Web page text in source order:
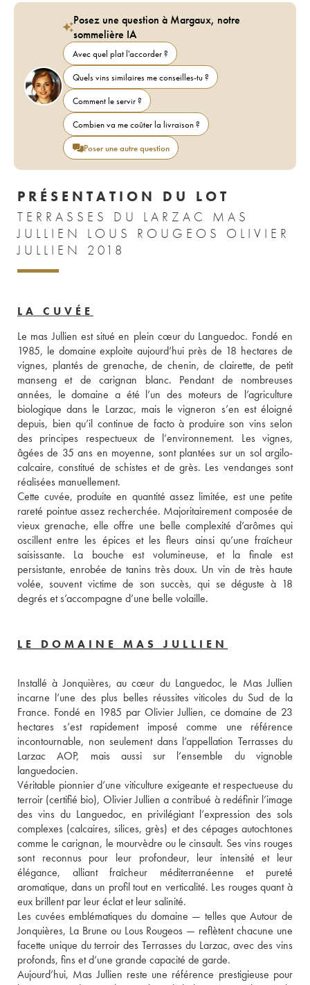
Posez une question à Margaux, notre
sommelière IA
Avec quel plat l'accorder ?
Quels vins similaires me conseilles-tu ?
Comment le servir ?
Combien va me coûter la livraison ?
Poser une autre question
PRÉSENTATION DU LOT
TERRASSES DU LARZAC MAS
JULLIEN LOUS ROUGEOS OLIVIER
JULLIEN 2018
LA CUVÉE
Le mas Jullien est situé en plein cœur du Languedoc. Fondé en
1985, le domaine exploite aujourd’hui près de 18 hectares de
vignes, plantés de grenache, de chenin, de clairette, de petit
manseng et de carignan blanc. Pendant de nombreuses
années, le domaine a été l’un des moteurs de l’agriculture
biologique dans le Larzac, mais le vigneron s’en est éloigné
depuis, bien qu’il continue de facto à produire son vins selon
des principes respectueux de l’environnement. Les vignes,
âgées de 35 ans en moyenne, sont plantées sur un sol argilo-
calcaire, constitué de schistes et de grès. Les vendanges sont
réalisées manuellement.
Cette cuvée, produite en quantité assez limitée, est une petite
rareté pointue assez recherchée. Majoritairement composée de
vieux grenache, elle offre une belle complexité d’arômes qui
oscillent entre les épices et les fleurs ainsi qu’une fraîcheur
saisissante. La bouche est volumineuse, et la finale est
persistante, enrobée de tanins très doux. Un vin de très haute
volée, souvent victime de son succès, qui se déguste à 18
degrés et s’accompagne d’une belle volaille.
LE DOMAINE MAS JULLIEN
Installé à Jonquières, au cœur du Languedoc, le Mas Jullien
incarne l’une des plus belles réussites viticoles du Sud de la
France. Fondé en 1985 par Olivier Jullien, ce domaine de 23
hectares s’est rapidement imposé comme une référence
incontournable, non seulement dans l’appellation Terrasses du
Larzac AOP, mais aussi sur l’ensemble du vignoble
languedocien.
Véritable pionnier d’une viticulture exigeante et respectueuse du
terroir (certifié bio), Olivier Jullien a contribué à redéfinir l’image
des vins du Languedoc, en privilégiant l’expression des sols
complexes (calcaires, silices, grès) et des cépages autochtones
comme le carignan, le mourvèdre ou le cinsault. Ses vins rouges
sont reconnus pour leur profondeur, leur intensité et leur
élégance, alliant fraîcheur méditerranéenne et pureté
aromatique, dans un profil tout en verticalité. Les rouges quant à
eux brillent par leur éclat et leur salinité.
Les cuvées emblématiques du domaine — telles que Autour de
Jonquières, La Brune ou Lous Rougeos — reflètent chacune une
facette unique du terroir des Terrasses du Larzac, avec des vins
profonds, fins et d’une grande capacité de garde.
Aujourd’hui, Mas Jullien reste une référence prestigieuse pour